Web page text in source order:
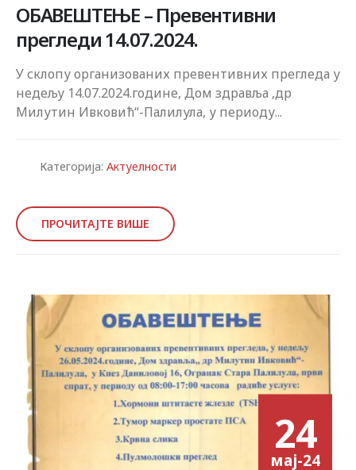
ОБАВЕШТЕЊЕ – Превентивни
прегледи 14.07.2024.
У склопу организованих превентивних прегледа у
недељу 14.07.2024.године, Дом здравља ,др
Милутин Ивковић“-Палилула, у периоду...
Категорија: Актуелности
ПРОЧИТАЈТЕ ВИШЕ
24
мај-24